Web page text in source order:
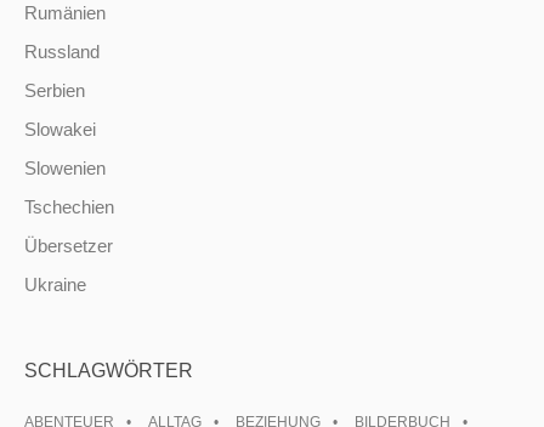
Rumänien
Russland
Serbien
Slowakei
Slowenien
Tschechien
Übersetzer
Ukraine
SCHLAGWÖRTER
ABENTEUER ALLTAG BEZIEHUNG
BILDERBUCH